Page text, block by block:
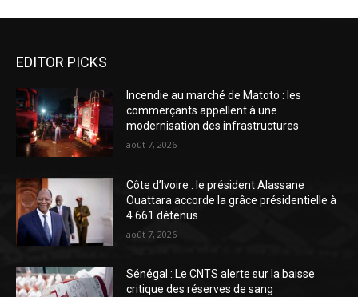
EDITOR PICKS
Incendie au marché de Matoto : les
commerçants appellent à une
modernisation des infrastructures
août 7, 2026
Côte d’Ivoire : le président Alassane
Ouattara accorde la grâce présidentielle à
4 661 détenus
août 7, 2026
Sénégal : Le CNTS alerte sur la baisse
critique des réserves de sang